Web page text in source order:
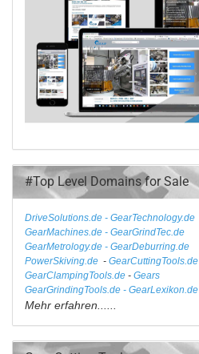
#Top Level Domains for Sale
DriveSolutions.de - GearTechnology.de
GearMachines.de - GearGrindTec.de
GearMetrology.de - GearDeburring.de
PowerSkiving.de - GearCuttingTools.de
GearClampingTools.de - Gears
GearGrindingTools.de - GearLexikon.de
Mehr erfahren......